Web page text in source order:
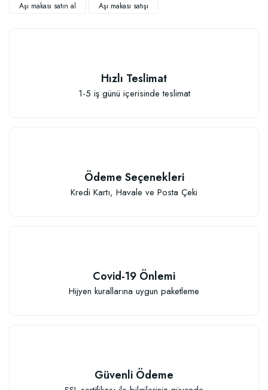
Aşı makası satın al
Aşı makası satışı
Hızlı Teslimat
1-5 iş günü içerisinde teslimat
Ödeme Seçenekleri
Kredi Kartı, Havale ve Posta Çeki
Covid-19 Önlemi
Hijyen kurallarına uygun paketleme
Güvenli Ödeme